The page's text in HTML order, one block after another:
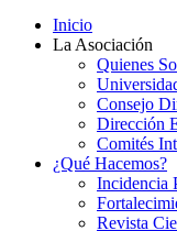
Inicio
La Asociación
Quienes
Consejo
Dirección
Comités
¿Qué Hacemos?
Incidencia
Revista